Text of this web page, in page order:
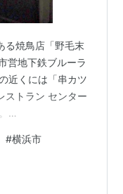
る焼鳥店「野毛末
営地下鉄ブルーラ
近くには「串カツ
ストラン センター
野
みることに。3人
れがお店の外に１
#横浜市